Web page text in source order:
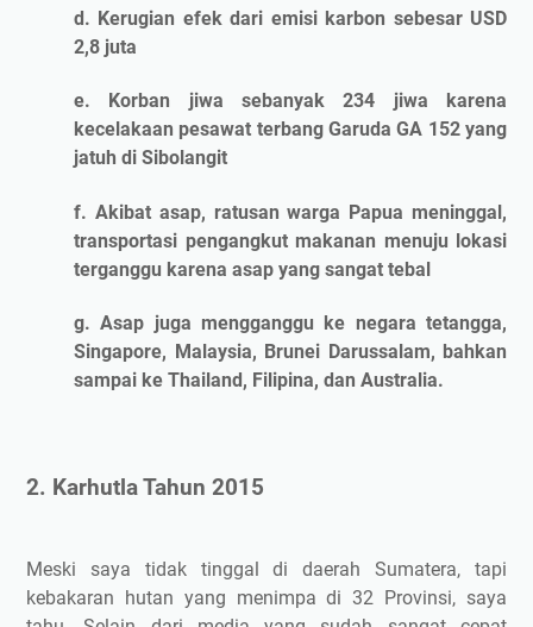
d. Kerugian efek dari emisi karbon sebesar USD
2,8 juta
e. Korban jiwa sebanyak 234 jiwa karena
kecelakaan pesawat terbang Garuda GA 152 yang
jatuh di Sibolangit
f. Akibat asap, ratusan warga Papua meninggal,
transportasi pengangkut makanan menuju lokasi
terganggu karena asap yang sangat tebal
g. Asap juga mengganggu ke negara tetangga,
Singapore, Malaysia, Brunei Darussalam, bahkan
sampai ke Thailand, Filipina, dan Australia.
2. Karhutla Tahun 2015
Meski saya tidak tinggal di daerah Sumatera, tapi
kebakaran hutan yang menimpa di 32 Provinsi, saya